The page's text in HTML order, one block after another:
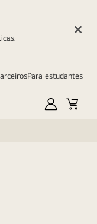
Para estudantes
Minha